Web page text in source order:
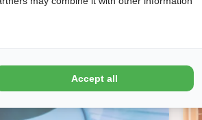
Accept all